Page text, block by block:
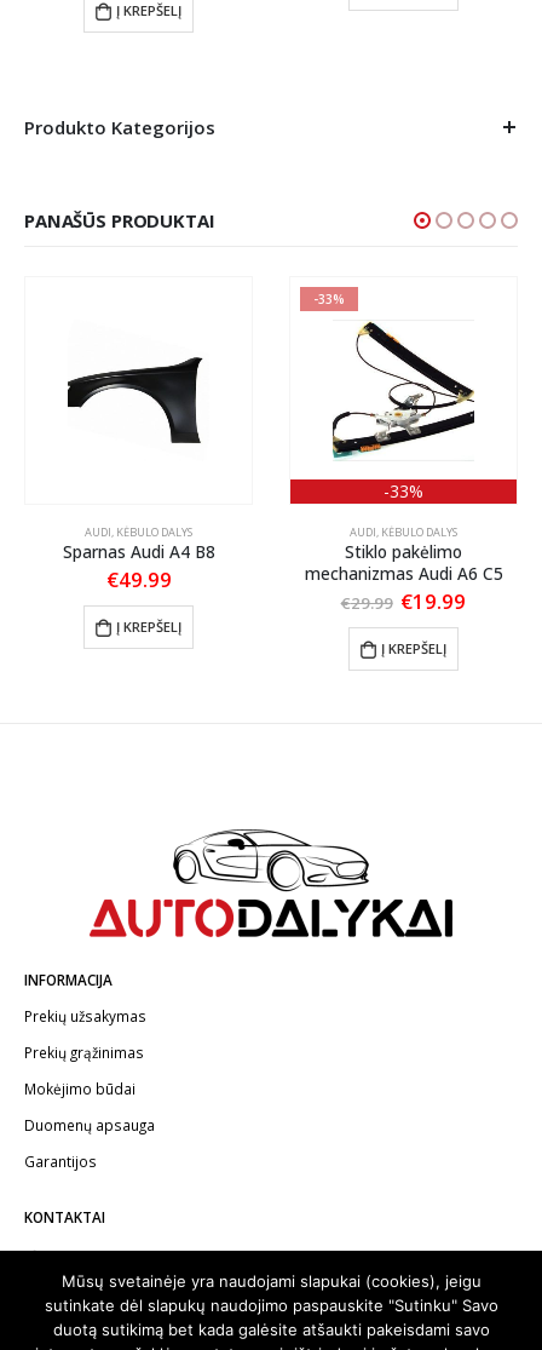
Į KREPŠELĮ
Produkto Kategorijos
PANAŠŪS PRODUKTAI
AUDI, KĖBULO DALYS
Sparnas Audi A4 B8
€49.99
Į KREPŠELĮ
-33%
-33%
AUDI, KĖBULO DALYS
Stiklo pakėlimo
mechanizmas Audi A6 C5
€29.99 Original
was:
€29.99.
€19.99
Į KREPŠELĮ
INFORMACIJA
Prekių užsakymas
Prekių grąžinimas
Mokėjimo būdai
Duomenų apsauga
Garantijos
KONTAKTAI
Telefonas:+370 602 62622
El.paštas: info@autodalykai.lt
Mūsų svetainėje yra naudojami slapukai (cookies), jeigu
sutinkate dėl slapukų naudojimo paspauskite "Sutinku" Savo
duotą sutikimą bet kada galėsite atšaukti pakeisdami savo